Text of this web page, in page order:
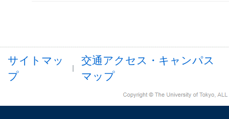
サイトマッ
プ
交通アクセス・キャンパス
マップ